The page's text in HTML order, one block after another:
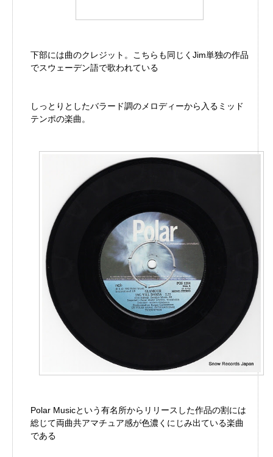
下部には曲のクレジット。こちらも同じくJim単独の作品
でスウェーデン語で歌われている
しっとりとしたバラード調のメロディーから入るミッド
テンポの楽曲。
Polar Musicという有名所からリリースした作品の割には
総じて両曲共アマチュア感が色濃くにじみ出ている楽曲
である